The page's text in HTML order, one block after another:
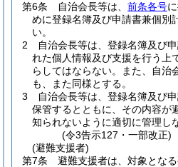
第6条
自治会長等は、 前条各号
めに登録名簿及び申請書兼個別
い。
2
自治会長等は、登録名簿及び
れた個人情報及び支援を行う上
らしてはならない。
また、自治
も、また同様とする。
3
自治会長等は、登録名簿及び
保管するとともに、その内容が
知られないように適切に管理し
(令3告示127・一部改正)
(避難支援者)
第7条
避難支援者は、対象とな